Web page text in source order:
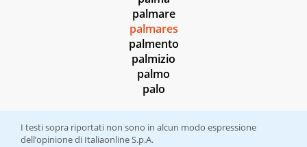
palmare
palmares
palmento
palmizio
palmo
palo
I testi sopra riportati non sono in alcun modo espressione
dell’opinione di Italiaonline S.p.A.